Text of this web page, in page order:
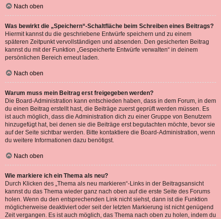
Nach oben
Was bewirkt die „Speichern“-Schaltfläche beim Schreiben eines Beitrags?
Hiermit kannst du die geschriebene Entwürfe speichern und zu einem
späteren Zeitpunkt vervollständigen und absenden. Den gesicherten Beitrag
kannst du mit der Funktion „Gespeicherte Entwürfe verwalten“ in deinem
persönlichen Bereich erneut laden.
Nach oben
Warum muss mein Beitrag erst freigegeben werden?
Die Board-Administration kann entschieden haben, dass in dem Forum, in dem
du einen Beitrag erstellt hast, die Beiträge zuerst geprüft werden müssen. Es
ist auch möglich, dass die Administration dich zu einer Gruppe von Benutzern
hinzugefügt hat, bei denen sie die Beiträge erst begutachten möchte, bevor sie
auf der Seite sichtbar werden. Bitte kontaktiere die Board-Administration, wenn
du weitere Informationen dazu benötigst.
Nach oben
Wie markiere ich ein Thema als neu?
Durch Klicken des „Thema als neu markieren“-Links in der Beitragsansicht
kannst du das Thema wieder ganz nach oben auf die erste Seite des Forums
holen. Wenn du den entsprechenden Link nicht siehst, dann ist die Funktion
möglicherweise deaktiviert oder seit der letzten Markierung ist nicht genügend
Zeit vergangen. Es ist auch möglich, das Thema nach oben zu holen, indem du